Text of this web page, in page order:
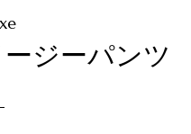
ジーパンツ